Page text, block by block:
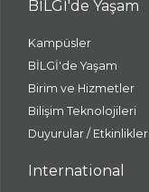
BİLGİ'de Yaşam
Kampüsler
BİLGİ'de Yaşam
Birim ve Hizmetler
Bilişim Teknolojileri
Duyurular / Etkinlikler
International